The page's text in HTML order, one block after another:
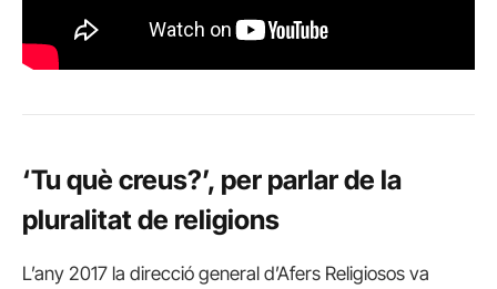
‘Tu què creus?’, per parlar de la
pluralitat de religions
L’any 2017 la direcció general d’Afers Religiosos va